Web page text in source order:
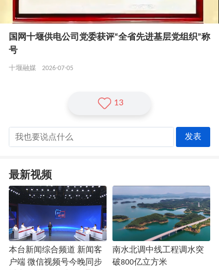
国网十堰供电公司党委获评“全省先进基层党组织”称
号
十堰融媒 2026-07-05
13
发表
最新视频
本台新闻综合频道 新闻客
户端 微信视频号今晚同步
南水北调中线工程调水突
破800亿立方米